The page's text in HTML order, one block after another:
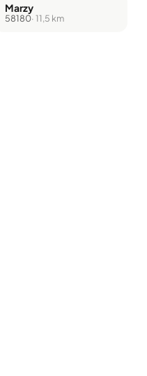
Marzy
58180· 11,5 km